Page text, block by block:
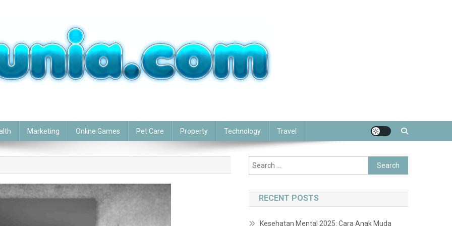
Marketing Online Games Pet Care Property Technology Travel
Search
for:
RECENT POSTS
Kesehatan Mental 2025: Cara Anak Muda